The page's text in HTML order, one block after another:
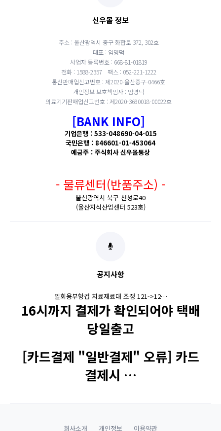
신우몰 정보
주소 : 울산광역시 중구 화합로 372, 302호
대표 : 임명덕
사업자 등록번호 : 668-81-01819
전화 : 1588-2357
팩스 : 052-221-1222
통신판매업신고번호 : 제2020-울산중구-0466호
개인정보 보호책임자 : 임명덕
의료기기판매업신고번호 : 제2020-3690018-00022호
[BANK INFO]
기업은행 : 533-048690-04-015
국민은행 : 846601-01-453064
예금주 : 주식회사 신우몰통상
- 물류센터(반품주소) -
울산광역시 북구 산성로40
(울산지식산업센터 523호)
공지사항
일회용부항컵 치료재료대 조정 121->12…
16시까지 결제가 확인되어야 택배
당일출고
[카드결제 "일반결제" 오류] 카드
결제시 …
회사소개 개인정보 이용약관